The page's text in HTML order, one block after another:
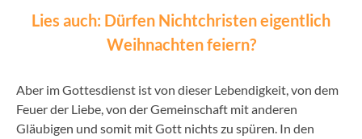
Lies auch: Dürfen Nichtchristen eigentlich
Weihnachten feiern?
Aber im Gottesdienst ist von dieser Lebendigkeit, von dem
Feuer der Liebe, von der Gemeinschaft mit anderen
Gläubigen und somit mit Gott nichts zu spüren. In den